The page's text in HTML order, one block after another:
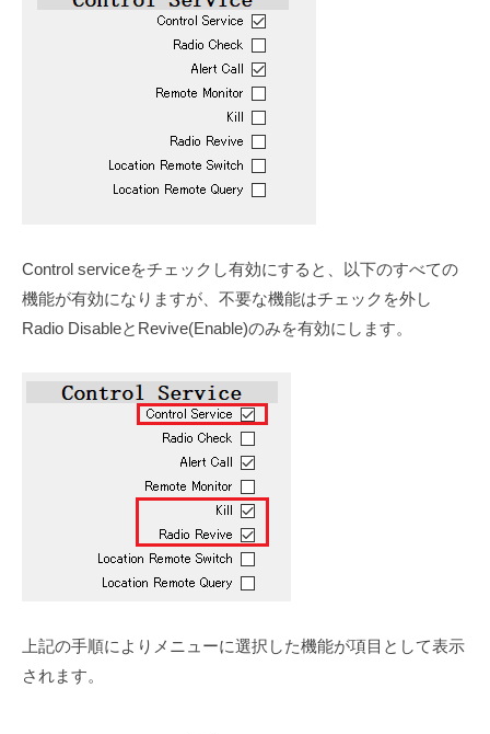
Control serviceをチェックし有効にすると、以下のすべての
機能が有効になりますが、不要な機能はチェックを外し
Radio DisableとRevive(Enable)のみを有効にします。
上記の手順によりメニューに選択した機能が項目として表示
されます。